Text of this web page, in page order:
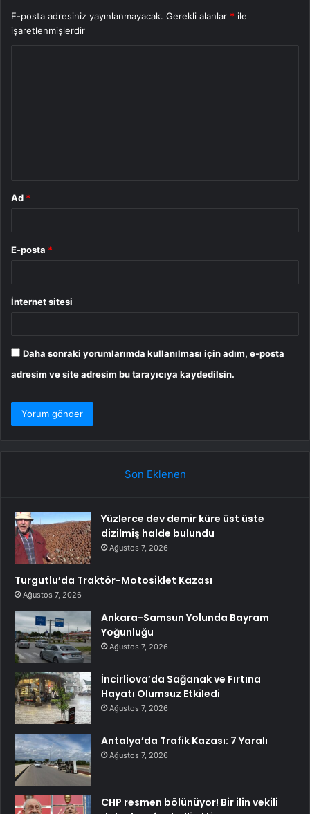
E-posta adresiniz yayınlanmayacak. Gerekli alanlar * ile
işaretlenmişlerdir
Ad *
E-posta *
İnternet sitesi
Daha sonraki yorumlarımda kullanılması için adım, e-posta
adresim ve site adresim bu tarayıcıya kaydedilsin.
Son Eklenen
Yüzlerce dev demir küre üst üste
dizilmiş halde bulundu
Ağustos 7, 2026
Turgutlu’da Traktör-Motosiklet Kazası
Ağustos 7, 2026
Ankara-Samsun Yolunda Bayram
Yoğunluğu
Ağustos 7, 2026
İncirliova’da Sağanak ve Fırtına
Hayatı Olumsuz Etkiledi
Ağustos 7, 2026
Antalya’da Trafik Kazası: 7 Yaralı
Ağustos 7, 2026
CHP resmen bölünüyor! Bir ilin vekili